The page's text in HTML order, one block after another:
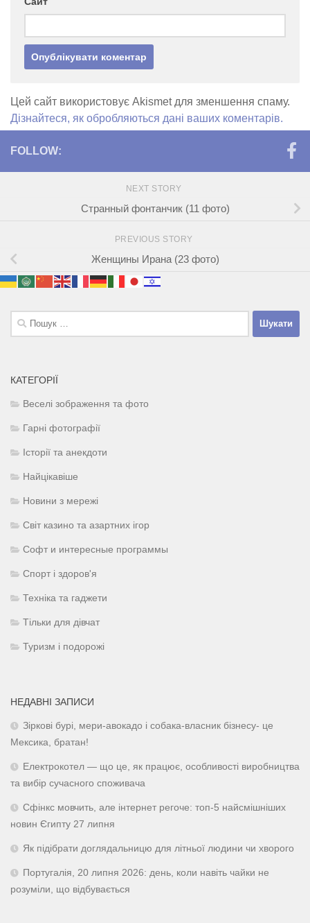
Цей сайт використовує Akismet для зменшення спаму.
Дізнайтеся, як обробляються дані ваших коментарів.
FOLLOW:
NEXT STORY
Странный фонтанчик (11 фото)
PREVIOUS STORY
Женщины Ирана (23 фото)
Пошук:
КАТЕГОРІЇ
Веселі зображення та фото
Гарні фотографії
Історії та анекдоти
Найцікавіше
Новини з мережі
Світ казино та азартних ігор
Софт и интересные программы
Спорт і здоров'я
Техніка та гаджети
Тільки для дівчат
Туризм і подорожі
НЕДАВНІ ЗАПИСИ
Зіркові бурі, мери-авокадо і собака-власник бізнесу- це
Мексика, братан!
Електрокотел — що це, як працює, особливості виробництва
та вибір сучасного споживача
Сфінкс мовчить, але інтернет регоче: топ-5 найсмішніших
новин Єгипту 27 липня
Як підібрати доглядальницю для літньої людини чи хворого
Португалія, 20 липня 2026: день, коли навіть чайки не
розуміли, що відбувається